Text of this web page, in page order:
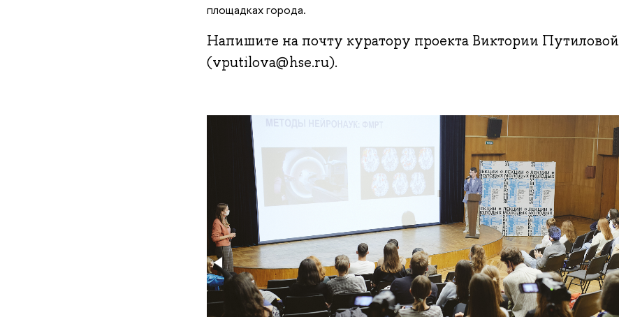
площадках города.
Напишите на почту куратору проекта Виктории Путиловой
(vputilova@hse.ru).